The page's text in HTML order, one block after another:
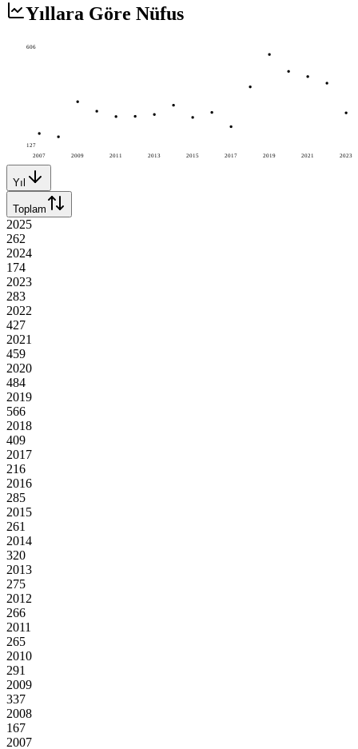
Yıllara Göre Nüfus
2007 2009 2011 2013 2015 2017 2019 2021 2023
606
127
Yıl
Toplam
2025
262
2024
174
2023
283
2022
427
2021
459
2020
484
2019
566
2018
409
2017
216
2016
285
2015
261
2014
320
2013
275
2012
266
2011
265
2010
291
2009
337
2008
167
2007